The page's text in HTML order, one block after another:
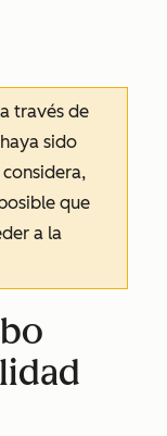
través de
sido
considera,
que
a la